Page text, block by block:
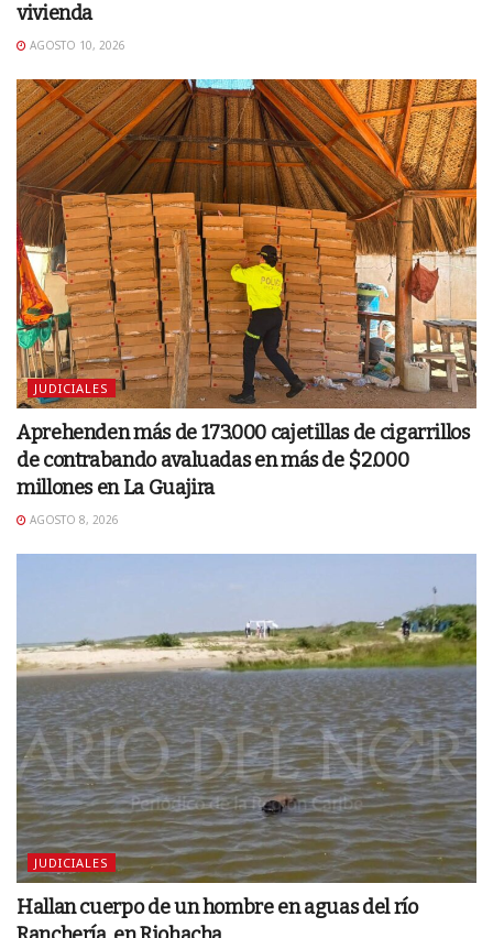
vivienda
AGOSTO 10, 2026
JUDICIALES
Aprehenden más de 173.000 cajetillas de cigarrillos
de contrabando avaluadas en más de $2.000
millones en La Guajira
AGOSTO 8, 2026
JUDICIALES
Hallan cuerpo de un hombre en aguas del río